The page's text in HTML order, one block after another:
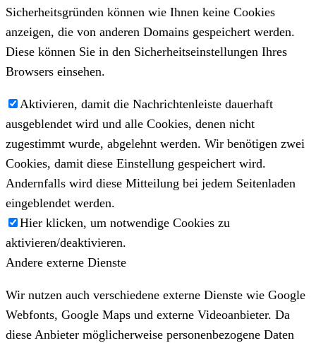
Sicherheitsgründen können wie Ihnen keine Cookies
anzeigen, die von anderen Domains gespeichert werden.
Diese können Sie in den Sicherheitseinstellungen Ihres
Browsers einsehen.
Aktivieren, damit die Nachrichtenleiste dauerhaft
ausgeblendet wird und alle Cookies, denen nicht
zugestimmt wurde, abgelehnt werden. Wir benötigen zwei
Cookies, damit diese Einstellung gespeichert wird.
Andernfalls wird diese Mitteilung bei jedem Seitenladen
eingeblendet werden.
Hier klicken, um notwendige Cookies zu
aktivieren/deaktivieren.
Andere externe Dienste
Wir nutzen auch verschiedene externe Dienste wie Google
Webfonts, Google Maps und externe Videoanbieter. Da
diese Anbieter möglicherweise personenbezogene Daten